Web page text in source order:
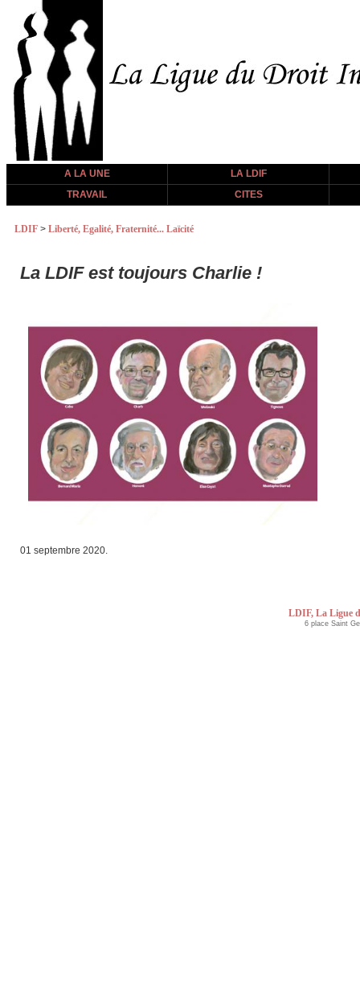
A LA UNE
LA LDIF
TRAVAIL
CITES
LDIF > Liberté, Egalité, Fraternité... Laïcité
La LDIF est toujours Charlie !
01 septembre 2020.
LDIF, La Ligue
6 place Saint